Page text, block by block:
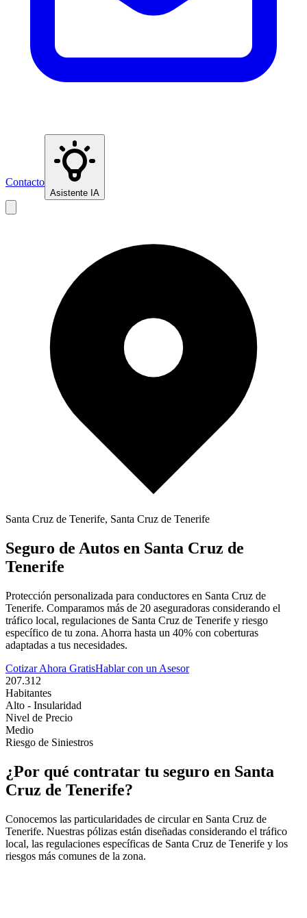
Contacto
Asistente IA
Santa Cruz de Tenerife, Santa Cruz de Tenerife
Seguro de Autos en Santa Cruz de
Tenerife
Protección personalizada para conductores en Santa Cruz de
Tenerife. Comparamos más de 20 aseguradoras considerando el
tráfico local, regulaciones de Santa Cruz de Tenerife y riesgo
específico de tu zona. Ahorra hasta un 40% con coberturas
adaptadas a tus necesidades.
Cotizar Ahora GratisHablar con un Asesor
207.312
Habitantes
Alto - Insularidad
Nivel de Precio
Medio
Riesgo de Siniestros
¿Por qué contratar tu seguro en Santa
Cruz de Tenerife?
Conocemos las particularidades de circular en Santa Cruz de
Tenerife. Nuestras pólizas están diseñadas considerando el tráfico
local, las regulaciones específicas de Santa Cruz de Tenerife y los
riesgos más comunes de la zona.